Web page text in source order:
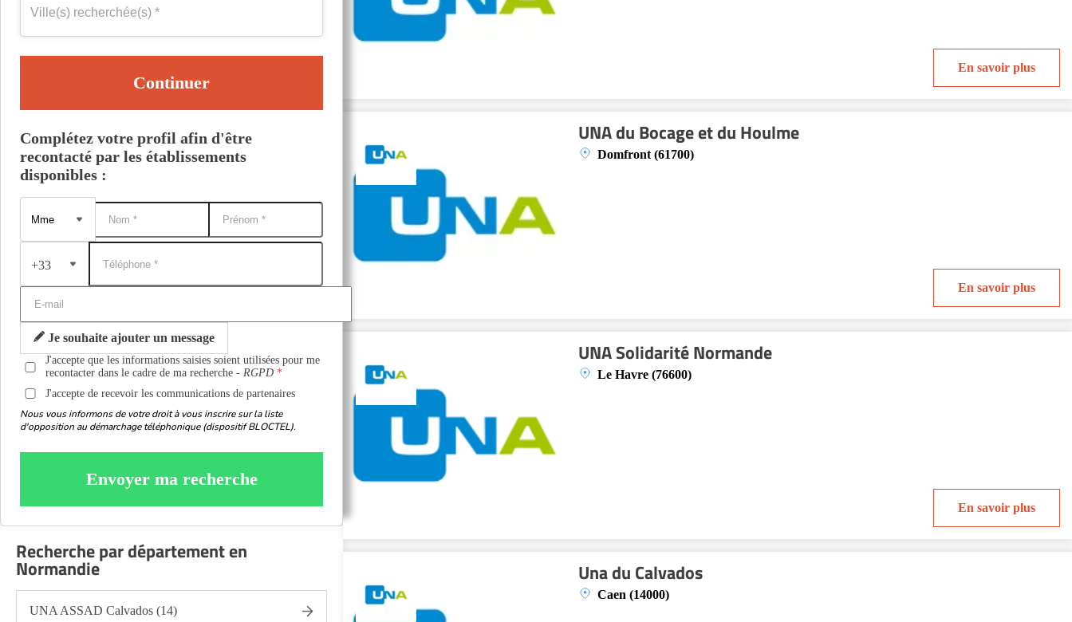
En savoir plus
UNA du Bocage et du Houlme
Domfront (61700)
En savoir plus
UNA Solidarité Normande
Le Havre (76600)
En savoir plus
Una du Calvados
Caen (14000)
Continuer
Complétez votre profil afin d'être
recontacté par les établissements
disponibles :
+33
Je souhaite ajouter un message
J'accepte que les informations saisies soient utilisées pour me
recontacter dans le cadre de ma recherche -RGPD
J'accepte de recevoir les communications de partenaires
Nous vous informons de votre droit à vous inscrire sur la liste
d'opposition au démarchage téléphonique (dispositif BLOCTEL).
Envoyer ma recherche
Recherche par département en
Normandie
UNA ASSAD Calvados (14)